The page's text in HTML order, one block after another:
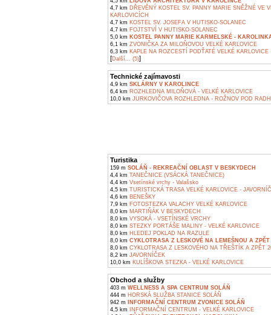
4,7 km DŘEVĚNÝ KOSTEL SV. PANNY MARIE SNĚŽNÉ VE
KARLOVICÍCH
4,7 km KOSTEL SV. JOSEFA V HUTISKO-SOLANEC
4,7 km FOJTSTVÍ V HUTISKO-SOLANEC
5,0 km KOSTEL PANNY MARIE KARMELSKÉ -
6,1 km ZVONIČKA ZA MILOŇOVOU VELKÉ KARLOVICE
6,3 km KAPLE NA ROZCESTÍ PODŤATÉ VELKÉ KARLOVICE
[Další... (5)]
Technické zajímavosti
4,9 km SKLÁRNY V KAROLINCE
6,4 km ROZHLEDNA MILOŇOVÁ - VELKÉ KARLOVICE
10,0 km JURKOVIČOVA ROZHLEDNA - ROŽNOV POD
Turistika
159 m SOLÁŇ - REKREAČNÍ OBLAST V BESKYDECH
4,4 km TANEČNICE (VSÁCKÁ TANEČNICE)
4,4 km Vsetínské vrchy - Valašsko
4,5 km TURISTICKÁ TRASA VELKÉ KARLOVICE -
4,6 km BENEŠKY
7,9 km FOTOSTEZKA VALACHY VELKÉ KARLOVICE
8,0 km MARTIŇÁK V BESKYDECH
8,0 km VYSOKÁ - VSETÍNSKÉ VRCHY
8,0 km STEZKY PORTÁŠE MALINY - VELKÉ KARLOVICE
8,0 km HLEDEJ POKLAD NA RAZULE
8,0 km CYKLOTRASA Z LESKOVÉ NA LEMEŠNOU A ZPĚT
8,0 km CYKLOTRASA Z LESKOVÉHO NA TŘEŠTÍK A ZPĚT
8,2 km JAVORNÍČEK
10,0 km KULÍŠKOVA STEZKA - VELKÉ KARLOVICE
Obchod a služby
403 m WELLNESS A SPA CENTRUM SOLÁŇ
444 m HORSKÁ SLUŽBA STANICE SOLÁŇ
942 m
INFORMAČNÍ CENTRUM ZVONICE SOLÁŇ
4,5 km INFORMAČNÍ CENTRUM - VELKÉ KARLOVICE